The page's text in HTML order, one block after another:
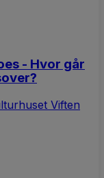
- Hvor går
Viften